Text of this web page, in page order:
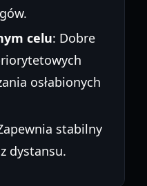
celu: Dobre
osłabionych
stabilny
dystansu.